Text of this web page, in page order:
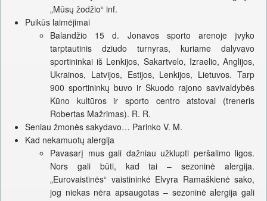
„Mūsų žodžio“ inf.
Puikūs laimėjimai
Balandžio 15 d. Jonavos sporto arenoje įvyko
tarptautinis dziudo turnyras, kuriame dalyvavo
sportininkai iš Lenkijos, Sakartvelo, Izraelio, Anglijos,
Ukrainos, Latvijos, Estijos, Lenkijos, Lietuvos. Tarp
900 sportininkų buvo ir Skuodo rajono savivaldybės
Kūno kultūros ir sporto centro atstovai (treneris
Robertas Mažrimas). R. R.
Seniau žmonės sakydavo… Parinko V. M.
Kad nekamuotų alergija
Pavasarį mus gali dažniau užklupti peršalimo ligos.
Nors gali būti, kad tai – sezoninė alergija.
„Eurovaistinės“ vaistininkė Elvyra Ramaškienė sako,
jog niekas nėra apsaugotas – sezoninė alergija gali